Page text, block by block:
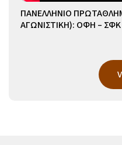
ΠΑΝΕΛΛΗΝΙΟ
ΑΓΩΝΙΣΤΙΚΗ): ΟΦΗ – ΣΦΚ